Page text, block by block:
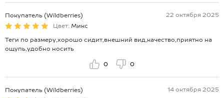
Покупатель (Wildberries)
22 октября 2025
Цвет: Микс
Теги по размеру,хорошо сидит,внешний вид,качество,приятно на
ощупь,удобно носить
0 0
Покупатель (Wildberries)
14 октября 2025